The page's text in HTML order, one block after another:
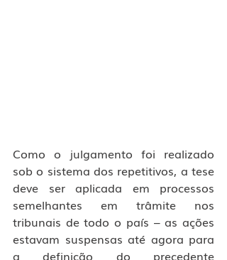
Como o julgamento foi realizado
sob o sistema dos repetitivos, a tese
deve ser aplicada em processos
semelhantes em trâmite nos
tribunais de todo o país – as ações
estavam suspensas até agora para
a definição do precedente